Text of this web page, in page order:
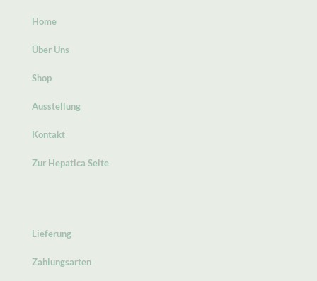
Home
Über Uns
Shop
Ausstellung
Kontakt
Zur Hepatica Seite
Lieferung
Zahlungsarten